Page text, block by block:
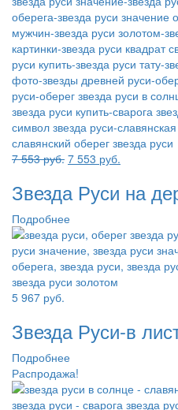
7 553руб. Первоначальная
составляла
7
553 руб..
7 553 руб.
553 руб..
Звезда Руси на
Подробнее
5 967 руб.
Звезда Руси-в
Подробнее
Распродажа!